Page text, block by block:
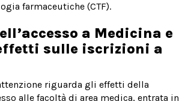
farmaceutiche (CTF).
a Medicina e
sulle iscrizioni a
riguarda gli effetti della
alle facoltà di area medica, entrata in